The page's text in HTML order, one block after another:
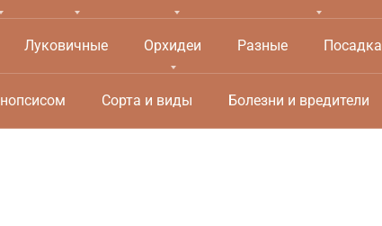
Луковичные Орхидеи Разные Посадка
Сорта и виды Болезни и вредители